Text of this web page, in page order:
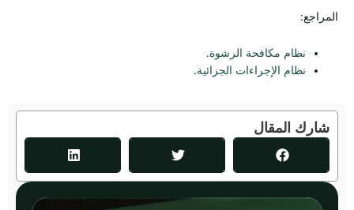
المراجع:
نظام مكافحة الرشوة.
نظام الإجراءات الجزائية.
شارك المقال